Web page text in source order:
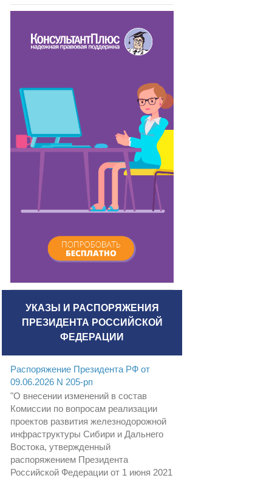
УКАЗЫ И РАСПОРЯЖЕНИЯ
ПРЕЗИДЕНТА РОССИЙСКОЙ
ФЕДЕРАЦИИ
Распоряжение Президента РФ от
09.06.2026 N 205-рп
"О внесении изменений в состав
Комиссии по вопросам реализации
проектов развития железнодорожной
инфраструктуры Сибири и Дальнего
Востока, утвержденный
распоряжением Президента
Российской Федерации от 1 июня 2021